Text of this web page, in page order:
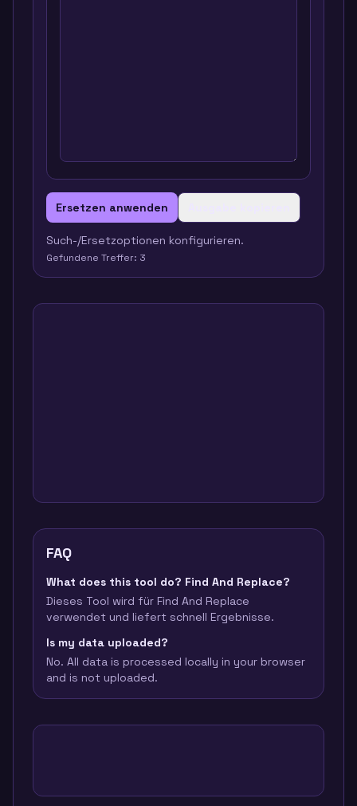
Ersetzen anwenden
Such-/Ersetzoptionen konfigurieren.
Gefundene Treffer: 3
FAQ
What does this tool do? Find And Replace?
Dieses Tool wird für Find And Replace
verwendet und liefert schnell Ergebnisse.
Is my data uploaded?
No. All data is processed locally in your browser
and is not uploaded.